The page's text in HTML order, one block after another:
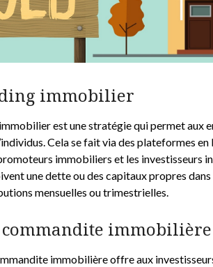
immobilier
est une stratégie qui permet aux
Cela se fait via des plateformes
immobiliers et les investisseurs
une dette ou des capitaux propres
mensuelles ou trimestrielles.
commandite immobilière
immobilière offre aux